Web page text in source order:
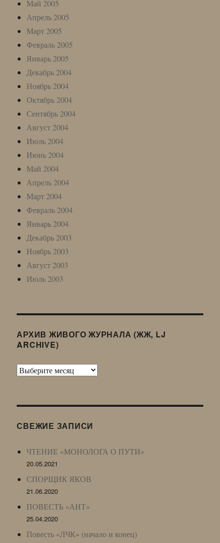
Май 2005
Апрель 2005
Март 2005
Февраль 2005
Январь 2005
Декабрь 2004
Ноябрь 2004
Октябрь 2004
Сентябрь 2004
Август 2004
Июль 2004
Июнь 2004
Май 2004
Апрель 2004
Март 2004
Февраль 2004
Январь 2004
Декабрь 2003
Ноябрь 2003
Август 2003
Июль 2003
АРХИВ ЖИВОГО ЖУРНАЛА (ЖЖ, LJ
ARCHIVE)
Архив
LJ
СВЕЖИЕ ЗАПИСИ
ЧТЕНИЕ «МОНОЛОГА О ПУТИ»
20.05.2021
СПОРЩИК ЯКОВ
21.06.2020
ПОВЕСТЬ «АНТ»
25.04.2020
Повесть «ЛЧК» (начало и конец)